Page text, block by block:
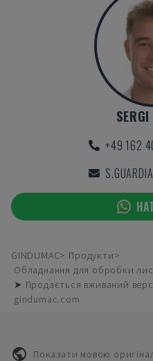
+49 162
GINDUMAC
Продукти
Обладнання для обробки
➤ Продається вживаний
gindumac.com
Показати мовою